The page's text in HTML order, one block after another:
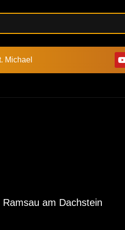
Michael
am Dachstein